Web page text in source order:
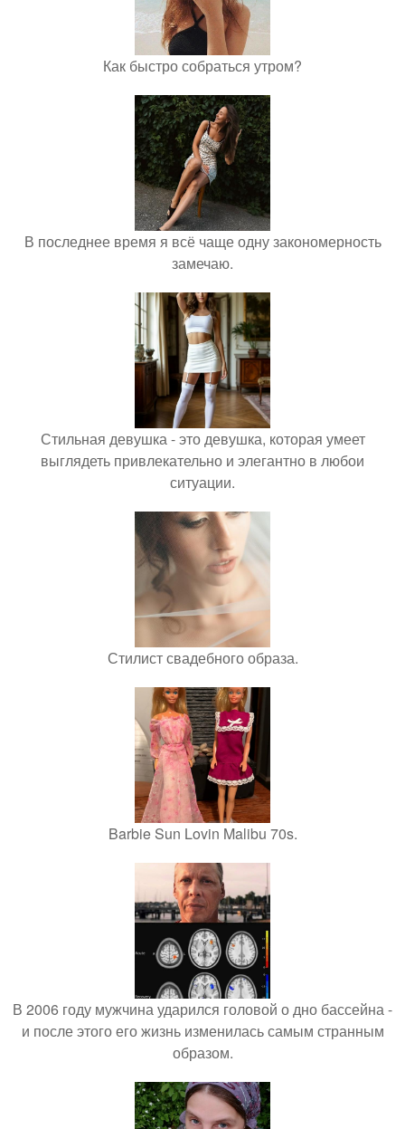
Как быстро собраться утром?
В последнее время я всё чаще одну закономерность
замечаю.
Стильная девушка - это девушка, которая умеет
выглядеть привлекательно и элегантно в любои
ситуации.
Стилист свадебного образа.
Barbie Sun Lovin Malibu 70s.
В 2006 году мужчина ударился головой о дно бассейна -
и после этого его жизнь изменилась самым странным
образом.